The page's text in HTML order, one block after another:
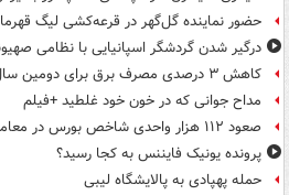
حضور نماینده گل‌گهر در قرعه‌کشی لیگ
درگیر شدن گردشگر اسپانیایی با نظامی
کاهش ۳ درصدی مصرف برق برای دومین سال متوالی
مداح جوانی که در خون خود غلطید +فیلم
صعود ۱۱۲ هزار واحدی شاخص بورس در معاملات امروز
پرونده یونیک فایننس به کجا رسید؟
حمله پهپادی به پالایشگاه لیبی